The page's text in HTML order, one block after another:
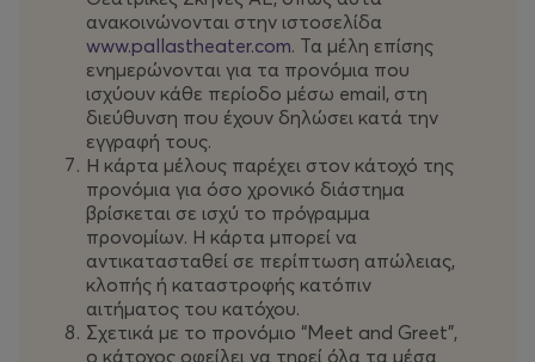
σήμανση. (Απαιτείται δήλωση ενδιαφέροντος).
Ηλεκτρονική ενημέρωση:Ενημερωθείτε
αποκλειστικά για όλες τις δράσεις και τις
εκδηλώσεις του Θεάτρου Παλλάς πριν γίνουν
επίσημα γνωστές και αξιολογείστε τα προνόμια
που σας συμφέρουν.
Προνόμια στις συνεργαζόμενες επιχειρήσεις:
Εκπτώσεις στα μέλη του Club Pallas σε κάποια
από τα καλύτερα εστιατόρια, καφέ, μαγαζιά και
ανακοινώνονται στην ιστοσελίδα
www.pallastheater.com. Τα μέλη επίσης
ενημερώνονται για τα προνόμια που
ισχύουν κάθε περίοδο μέσω email, στη
διεύθυνση που έχουν δηλώσει κατά την
εγγραφή τους.
Η κάρτα μέλους παρέχει στον κάτοχό της
προνόμια για όσο χρονικό διάστημα
βρίσκεται σε ισχύ το πρόγραμμα
προνομίων. Η κάρτα μπορεί να
αντικατασταθεί σε περίπτωση απώλειας,
κλοπής ή καταστροφής κατόπιν
αιτήματος του κατόχου.
Σχετικά με το προνόμιο “Meet and Greet”,
ο κάτοχος οφείλει να τηρεί όλα τα μέσα